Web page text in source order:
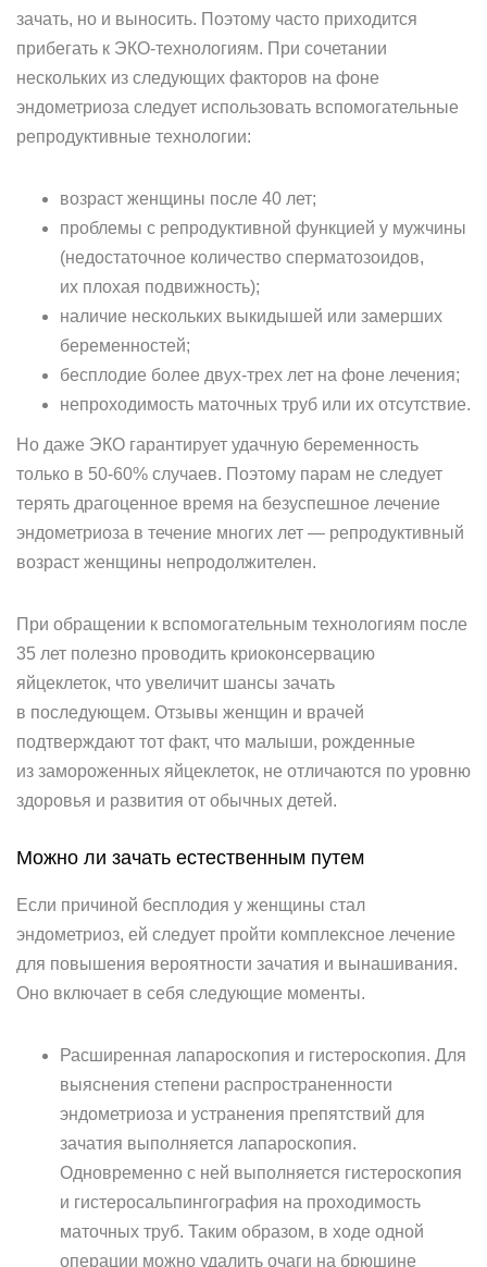
зачать, но и выносить. Поэтому часто приходится
прибегать к ЭКО-технологиям. При сочетании
нескольких из следующих факторов на фоне
эндометриоза следует использовать вспомогательные
репродуктивные технологии:
возраст женщины после 40 лет;
проблемы с репродуктивной функцией у мужчины
(недостаточное количество сперматозоидов,
их плохая подвижность);
наличие нескольких выкидышей или замерших
беременностей;
бесплодие более двух-трех лет на фоне лечения;
непроходимость маточных труб или их отсутствие.
Но даже ЭКО гарантирует удачную беременность
только в 50-60% случаев. Поэтому парам не следует
терять драгоценное время на безуспешное лечение
эндометриоза в течение многих лет — репродуктивный
возраст женщины непродолжителен.
При обращении к вспомогательным технологиям после
35 лет полезно проводить криоконсервацию
яйцеклеток, что увеличит шансы зачать
в последующем. Отзывы женщин и врачей
подтверждают тот факт, что малыши, рожденные
из замороженных яйцеклеток, не отличаются по уровню
здоровья и развития от обычных детей.
Можно ли зачать естественным путем
Если причиной бесплодия у женщины стал
эндометриоз, ей следует пройти комплексное лечение
для повышения вероятности зачатия и вынашивания.
Оно включает в себя следующие моменты.
Расширенная лапароскопия и гистероскопия. Для
выяснения степени распространенности
эндометриоза и устранения препятствий для
зачатия выполняется лапароскопия.
Одновременно с ней выполняется гистероскопия
и гистеросальпингография на проходимость
маточных труб. Таким образом, в ходе одной
операции можно удалить очаги на брюшине